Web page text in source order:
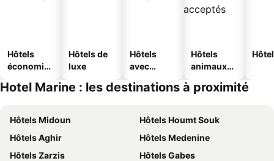
Hôtels
économiq
Hôtels de
luxe
Hôtels
avec
Hôtels
animaux
Hotel Marine : les destinations à proximité
Hôtels Midoun
Hôtels Houmt Souk
Hôtels Aghir
Hôtels Medenine
Hôtels Zarzis
Hôtels Gabes